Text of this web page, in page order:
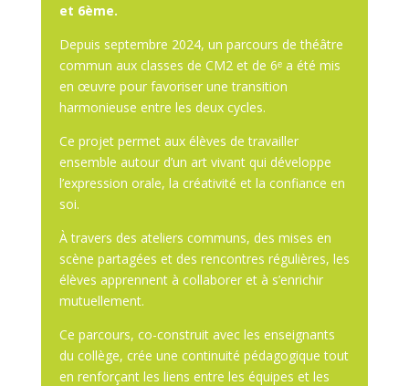
et 6ème.
Depuis septembre 2024, un parcours de théâtre
commun aux classes de CM2 et de 6ᵉ a été mis
en œuvre pour favoriser une transition
harmonieuse entre les deux cycles.
Ce projet permet aux élèves de travailler
ensemble autour d’un art vivant qui développe
l’expression orale, la créativité et la confiance en
soi.
À travers des ateliers communs, des mises en
scène partagées et des rencontres régulières, les
élèves apprennent à collaborer et à s’enrichir
mutuellement.
Ce parcours, co-construit avec les enseignants
du collège, crée une continuité pédagogique tout
en renforçant les liens entre les équipes et les